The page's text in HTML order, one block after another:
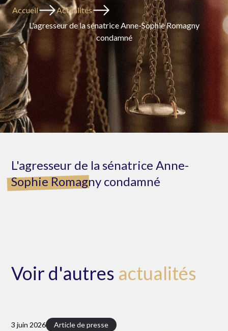
Accueil
Actualités
L'agresseur de la sénatrice Anne-Sophie Romagny
condamné
L'agresseur de la sénatrice Anne-
Sophie Romagny condamné
Voir d'autres actualités
3 juin 2026 Article de presse